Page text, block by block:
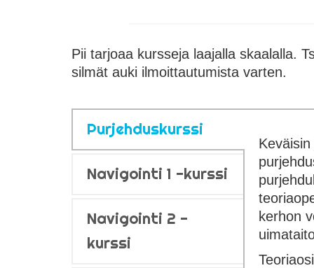
Pii tarjoaa kursseja laajalla skaalalla.
silmät auki ilmoittautumista varten.
Purjehduskurssi
Navigointi 1 -kurssi
Navigointi 2 -
kurssi
kerhon